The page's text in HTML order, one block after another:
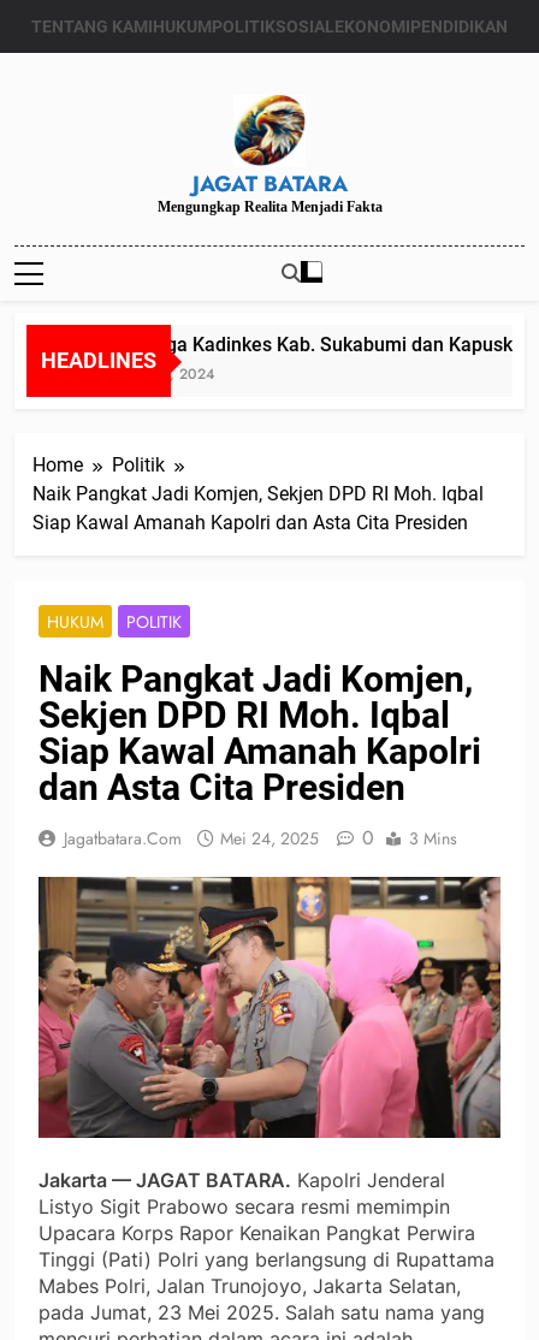
TENTANG KAMIHUKUMPOLITIKSOSIALEKONOMIPENDIDIKAN
JAGAT BATARA
Mengungkap Realita Menjadi Fakta
HEADLINES
Diduga Kadinkes Kab. Sukabumi dan
Juli 24, 2024
Home
Politik
Naik Pangkat Jadi Komjen, Sekjen DPD RI Moh. Iqbal
Siap Kawal Amanah Kapolri dan Asta Cita Presiden
HUKUM POLITIK
Naik Pangkat Jadi Komjen,
Sekjen DPD RI Moh. Iqbal
Siap Kawal Amanah Kapolri
dan Asta Cita Presiden
Jagatbatara.com Mei 24, 2025 0 3 Mins
Jakarta — JAGAT BATARA. Kapolri Jenderal
Listyo Sigit Prabowo secara resmi memimpin
Upacara Korps Rapor Kenaikan Pangkat Perwira
Tinggi (Pati) Polri yang berlangsung di Rupattama
Mabes Polri, Jalan Trunojoyo, Jakarta Selatan,
pada Jumat, 23 Mei 2025. Salah satu nama yang